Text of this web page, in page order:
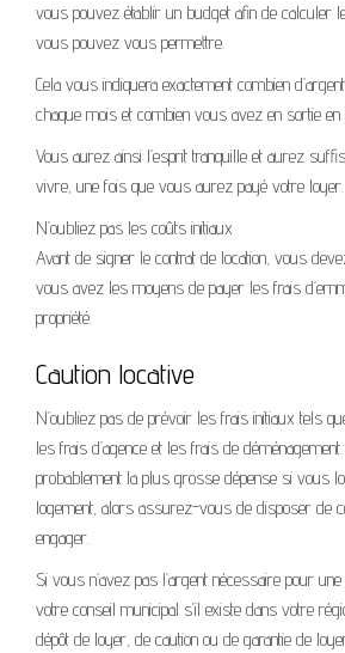
vous pouvez établir un budget afin de calculer
vous pouvez vous permettre.
Cela vous indiquera exactement combien
chaque mois et combien vous avez en sortie en
Vous aurez ainsi l’esprit tranquille et aurez
vivre, une fois que vous aurez payé votre loyer.
N’oubliez pas les coûts initiaux
Avant de signer le contrat de location, vous
vous avez les moyens de payer les frais
propriété.
Caution locative
N’oubliez pas de prévoir les frais initiaux tels
les frais d’agence et les frais de
probablement la plus grosse dépense si vous
logement, alors assurez-vous de disposer de
engager.
Si vous n’avez pas l’argent nécessaire pour
votre conseil municipal s’il existe dans votre
dépôt de loyer, de caution ou de garantie de